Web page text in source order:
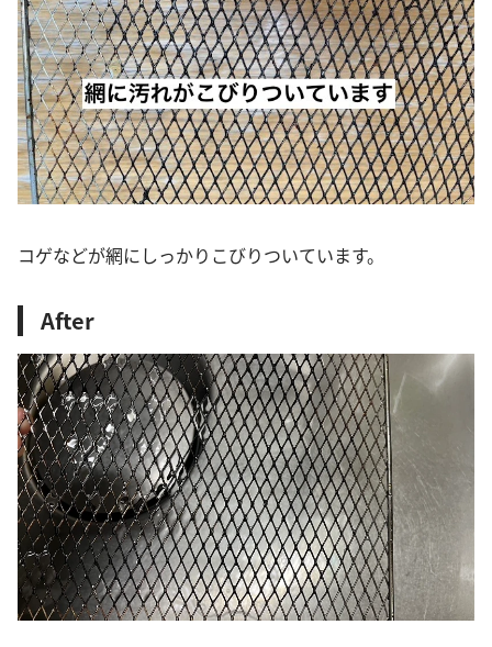
コゲなどが網にしっかりこびりついています。
After